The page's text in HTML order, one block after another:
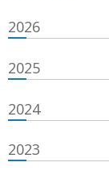
2026
2025
2024
2023